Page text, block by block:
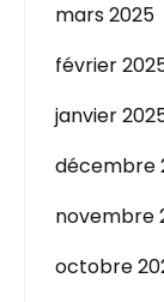
mars 2025
février
janvier
décembre
novembre
octobre